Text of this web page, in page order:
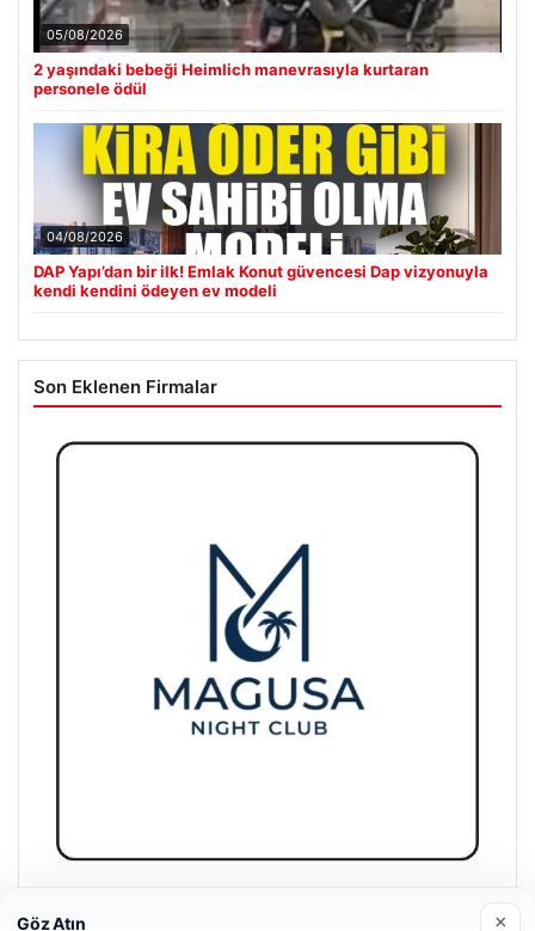
05/08/2026
2 yaşındaki bebeği Heimlich manevrasıyla kurtaran
personele ödül
04/08/2026
DAP Yapı’dan bir ilk! Emlak Konut güvencesi Dap vizyonuyla
kendi kendini ödeyen ev modeli
Son Eklenen Firmalar
Magusa Night Club
Göz Atın ×